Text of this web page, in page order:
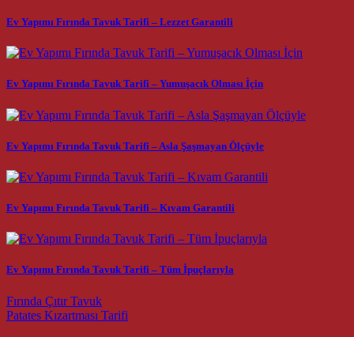
Ev Yapımı Fırında Tavuk Tarifi – Lezzet Garantili
Ev Yapımı Fırında Tavuk Tarifi – Yumuşacık Olması İçin
Ev Yapımı Fırında Tavuk Tarifi – Asla Şaşmayan Ölçüyle
Ev Yapımı Fırında Tavuk Tarifi – Kıvam Garantili
Ev Yapımı Fırında Tavuk Tarifi – Tüm İpuçlarıyla
Post navigation
Fırında Çıtır Tavuk
Patates Kızartması Tarifi